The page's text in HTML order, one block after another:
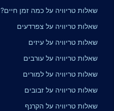
שאלות טריוויה על כמה זמן חיים?
שאלות טריוויה על צפרדעים
שאלות טריוויה על עיזים
שאלות טריוויה על עורבים
שאלות טריוויה על למורים
שאלות טריוויה על זבובים
שאלות טריוויה על הקרנף